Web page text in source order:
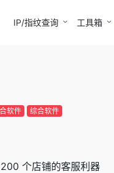
IP/指纹查询 工具箱
软件 综合软件
个店铺的客服利器